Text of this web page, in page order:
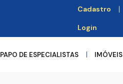
Cadastro
Login
PAPO DE ESPECIALISTAS IMÓVEIS